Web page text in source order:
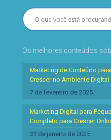
Os melhores conteúdos
Marketing de Conteúdo
Crescer no Ambiente Digital
7 de fevereiro de 2025
Marketing Digital para
Completo para Crescer
31 de janeiro de 2025